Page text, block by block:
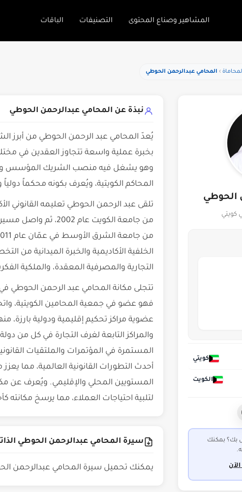
المشاهير وصناع المحتوى التصنيفات الباقات
المحامي عبدالرحمن الحوطي
الحوطي
كويتي
كويتي
الكويت
بك؟ بمكنك
نبذة عن المحامي عبدالرحمن الحوطي
يُعدّ المحامي عبد الرحمن الحوطي من أبرز
بخبرة عملية واسعة تتجاوز العقدين في
وهو يشغل فيه منصب الشريك المؤسس
المحاكم الكويتية، ويُعرف بكونه محكماً
تلقى عبد الرحمن الحوطي تعليمه القانوني
من جامعة الكويت عام
الخلفية الأكاديمية والخبرة الميدانية
التجارية والمصرفية المعقدة، والملكية
تتجلى مكانة المحامي عبد الرحمن الحوطي في
فهو عضو في جمعية المحامين الكويتية،
عضوية مراكز تحكيم إقليمية ودولية بارزة،
والمراكز التابعة لغرف التجارة في كل من
أحدث التطورات القانونية العالمية، مما
المستويين المحلي والإقليمي. ويُعرف عن
لتلبية احتياجات العملاء، مما يرسخ مكانته
سيرة المحامي عبدالرحمن الحوطي
يمكنك تحميل سيرة المحامي عبدالرحمن